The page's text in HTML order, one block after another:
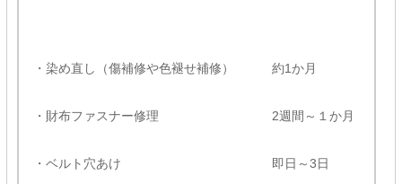
・染め直し（傷補修や色褪せ補修） 約1か月
・財布ファスナー修理 2週間～１か月
・ベルト穴あけ 即日～3日